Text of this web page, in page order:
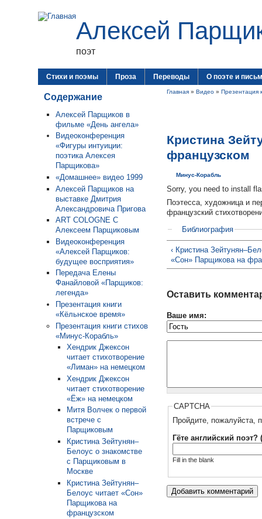
Алексей
поэт
Стихи и поэмы Проза Переводы О поэте и
Содержание
Алексей Парщиков в
фильме «День ангела»
Видеоконференция
«Фигуры интуиции:
поэтика Алексея
Парщикова»
«Домашнее» видео 1999
Алексей Парщиков на
выставке Дмитрия
Александровича Пригова
ART COLOGNE С
Алексеем Парщиковым
Видеоконференция
«Алексей Парщиков:
будущее восприятия»
Передача Елены
Фанайловой «Парщиков:
легенда»
Презентация книги
«Кёльнское время»
Презентация книги стихов
«Минус-Корабль»
Хендрик Джексон
читает стихотворение
«Лиман» на немецком
Хендрик Джексон
читает стихотворение
«Ёж» на немецком
Митя Волчек о первой
встрече с
Парщиковым
Кристина Зейтунян–
Белоус о знакомстве
с Парщиковым в
Москве
Кристина Зейтунян–
Белоус читает «Сон»
Парщикова на
французском
Главная » Видео » Презентация
Кристина
французском
Минус-Корабль
Sorry, you need to install
Поэтесса, художница и
французский
Библиография
‹ Кристина
«Сон» Парщикова на
Оставить
Ваше имя:
CAPTCHA
Пройдите, пожалуйста,
Гёте английский
Fill in the blank